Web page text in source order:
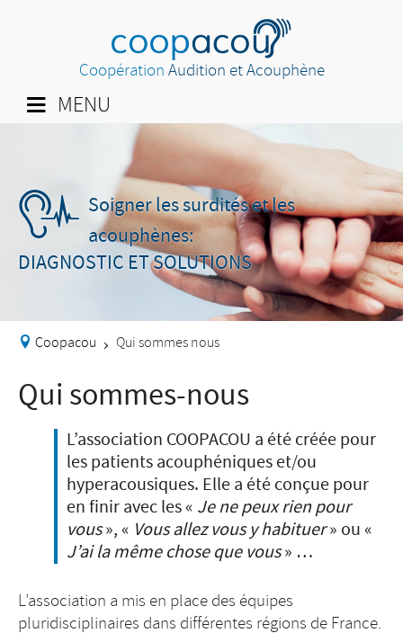
CoopérationAudition et Acouphène
MENU
Soigner les surdités et les
acouphènes:
DIAGNOSTIC ET SOLUTIONS
Coopacou > Qui sommes nous
Qui sommes-nous
L’association COOPACOU a été créée pour
les patients acouphéniques et/ou
hyperacousiques. Elle a été conçue pour
en finir avec les « Je ne peux rien pour
vous», « Vous allez vous y habituer» ou «
J’ai la même chose que vous» …
L’association a mis en place des équipes
pluridisciplinaires dans différentes régions de France.